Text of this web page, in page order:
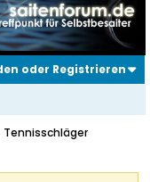
oder Registrieren
Tennisschläger